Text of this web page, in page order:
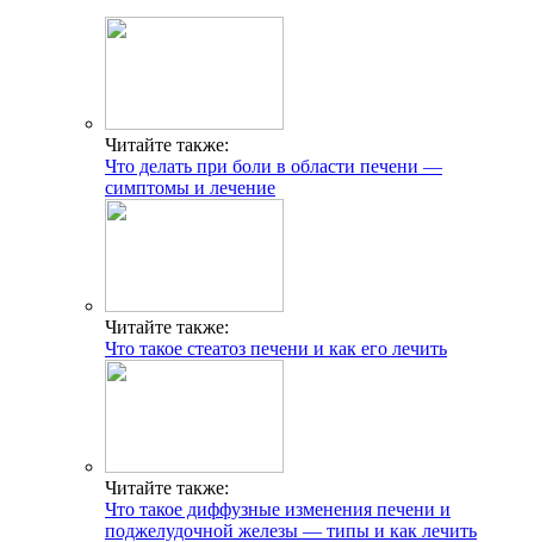
Читайте также:
Что делать при боли в области печени —
симптомы и лечение
Читайте также:
Что такое стеатоз печени и как его лечить
Читайте также:
Что такое диффузные изменения печени и
поджелудочной железы — типы и как лечить